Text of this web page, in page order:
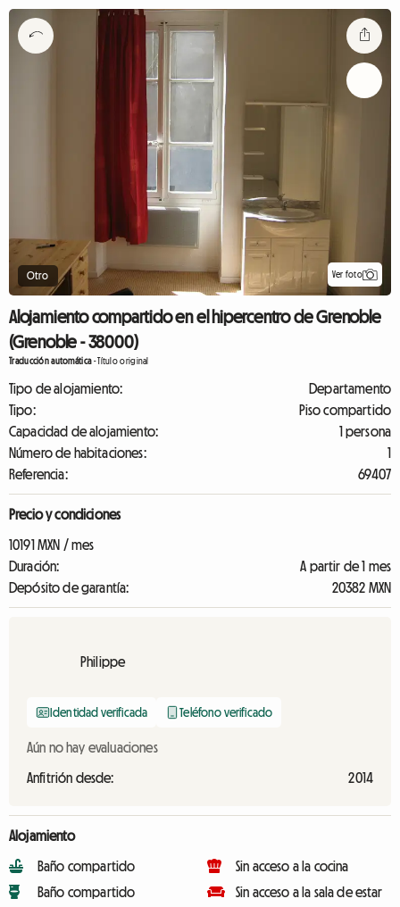
Otro Ver foto
Alojamiento compartido en el hipercentro de Grenoble
(Grenoble - 38000)
Traducción automática-Título original
Tipo de alojamiento:
Departamento
Tipo:
Piso compartido
Capacidad de alojamiento:
1 persona
Número de habitaciones:
1
Referencia:
69407
Precio y condiciones
10191 MXN / mes
Duración:
A partir de 1 mes
Depósito de garantía:
20382 MXN
Philippe
Identidad verificada Teléfono verificado
Aún no hay evaluaciones
Anfitrión desde: 2014
Alojamiento
Baño compartido
Baño compartido
Sin acceso a la cocina
Sin acceso a la sala de estar